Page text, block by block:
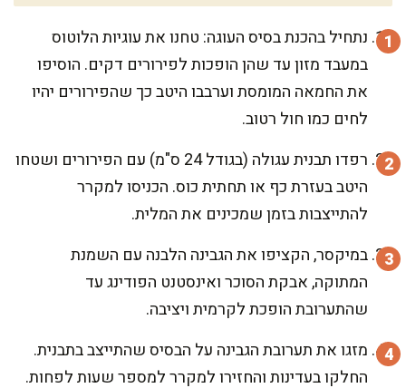
נתחיל בהכנת בסיס העוגה: טחנו את עוגיות הלוטוס
במעבד מזון עד שהן הופכות לפירורים דקים. הוסיפו
את החמאה המומסת וערבבו היטב כך שהפירורים יהיו
לחים כמו חול רטוב.
רפדו תבנית עגולה (בגודל 24 ס"מ) עם הפירורים ושטחו
היטב בעזרת כף או תחתית כוס. הכניסו למקרר
להתייצבות בזמן שמכינים את המלית.
במיקסר, הקציפו את הגבינה הלבנה עם השמנת
המתוקה, אבקת הסוכר ואינסטנט הפודינג עד
שהתערובת הופכת לקרמית ויציבה.
מזגו את תערובת הגבינה על הבסיס שהתייצב בתבנית.
החלקו בעדינות והחזירו למקרר למספר שעות לפחות.